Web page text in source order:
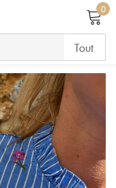
0
de passe perdu ?